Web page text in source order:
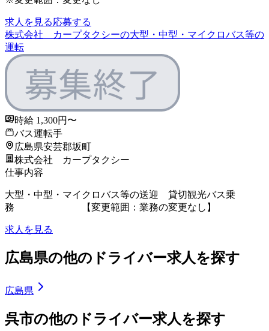
求人を見る応募する
株式会社 カープタクシーの大型・中型・マイクロバス等の
運転
時給 1,300円〜
バス運転手
広島県安芸郡坂町
株式会社 カープタクシー
仕事内容
大型・中型・マイクロバス等の送迎 貸切観光バス乗
務 【変更範囲：業務の変更なし】
求人を見る
広島県の他のドライバー求人を探す
広島県
呉市の他のドライバー求人を探す